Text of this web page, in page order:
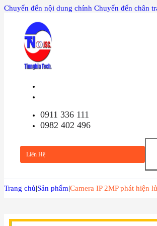
Chuyển đến nội dung chính Chuyển đến chân
0911 336 111
0982 402 496
Liên Hệ
TRANG
CHỦ
GIỚI
THIỆU
Trang chủ|Sản phẩm|Camera IP 2MP phát hiện